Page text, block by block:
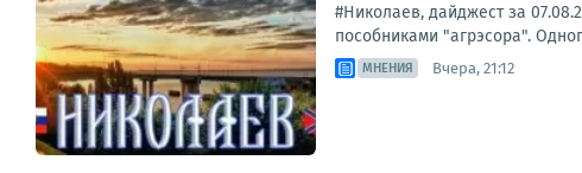
#Николаев, дайджест за
пособниками "агрэсора".
МНЕНИЯ Вчера, 21:12